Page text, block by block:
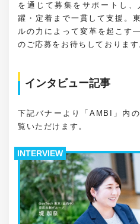
を通じて募集をサポートし
躍・定着まで一貫して支援。
ルの力によって変革を起こす
のご応募をお待ちしております
インタビュー記事
下記バナーより「AMBI」内
覧いただけます。
INTERVIEW